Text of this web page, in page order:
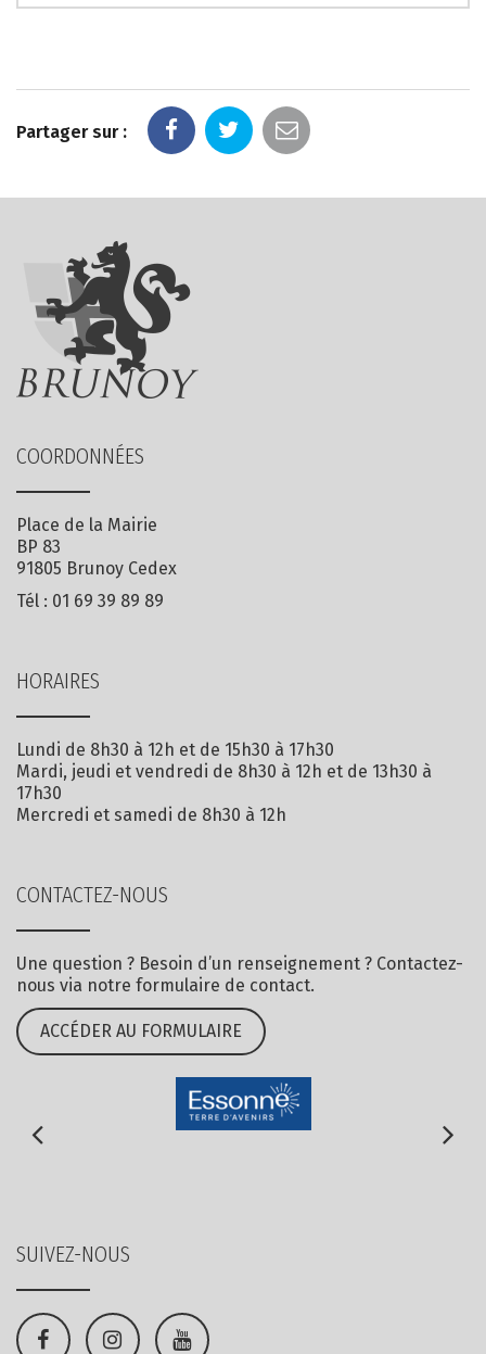
Partager sur :
COORDONNÉES
Place de la Mairie
BP 83
91805 Brunoy Cedex
Tél : 01 69 39 89 89
HORAIRES
Lundi de 8h30 à 12h et de 15h30 à 17h30
Mardi, jeudi et vendredi de 8h30 à 12h et de 13h30 à
17h30
Mercredi et samedi de 8h30 à 12h
CONTACTEZ-NOUS
Une question ? Besoin d’un renseignement ? Contactez-
nous via notre formulaire de contact.
ACCÉDER AU FORMULAIRE
SUIVEZ-NOUS